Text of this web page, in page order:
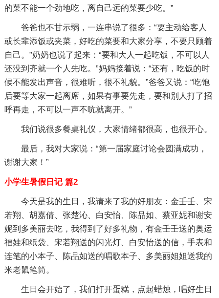
的菜不能一个劲地吃，离自己远的菜要少吃。”
爸爸也不甘示弱，一连串说了很多：“要主动给客人
或长辈添饭或夹菜，好吃的菜要和大家分享，不要只顾着
自己。”奶奶也说了起来：“要和大人一起吃饭，不可以人
还没到齐就一个人先吃。”妈妈接着说：“还有，吃饭的时
候不能发出声音，很难听，很不礼貌。”爸爸又说：“吃饱
后要等大家一起离席，如果有事要先走，要和别人打了招
呼再走，不可以一声不吭就离开。”
我们说很多餐桌礼仪，大家情绪都很高，也很开心。
最后，我对大家说：“第一届家庭讨论会圆满成功，
谢谢大家！”
小学生暑假日记 篇2
今天是我的生日，我请来了我的好朋友：金壬壬、宋
若翔、胡嘉倩、张楚沁、白安怡、陈品如、蔡亚妮和谢安
妮到多美丽去吃，我得到了好多礼物，有金壬壬送的奥运
福娃和纸袋、宋若翔送的闪光灯、白安怡送的信，手表和
连笔的小本子、陈品如送的唱歌本子、多美丽姐姐送我的
米老鼠笔筒。
生日会开始了，我们打开蛋糕，点起蜡烛，唱好生日